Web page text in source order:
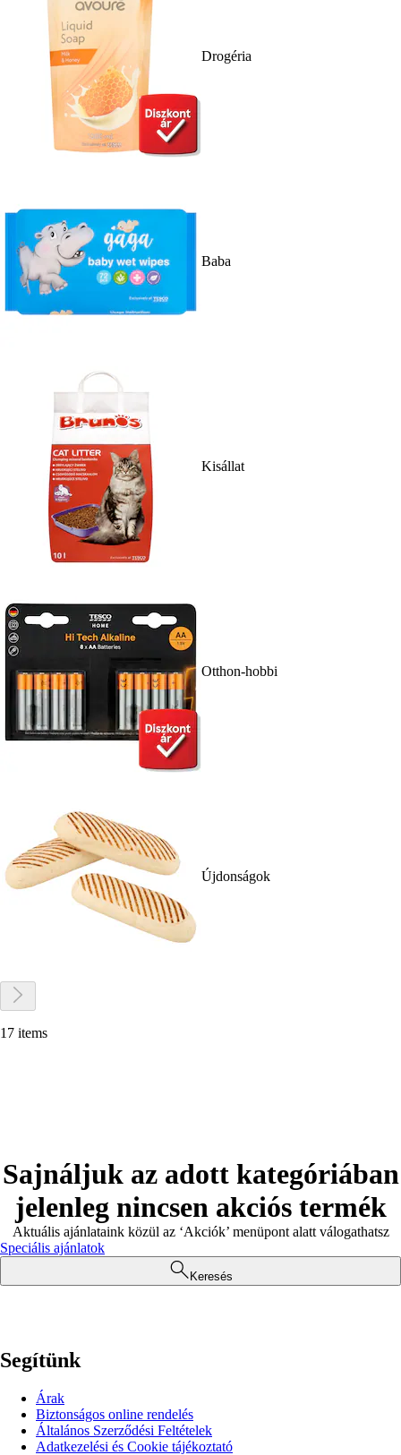
Drogéria
Baba
Kisállat
Otthon-hobbi
Újdonságok
17 items
Sajnáljuk az adott kategóriában
jelenleg nincsen akciós termék
Aktuális ajánlataink közül az ‘Akciók’ menüpont alatt válogathatsz
Speciális ajánlatok
Keresés
Segítünk
Árak
Biztonságos online rendelés
Általános Szerződési Feltételek
Adatkezelési és Cookie tájékoztató